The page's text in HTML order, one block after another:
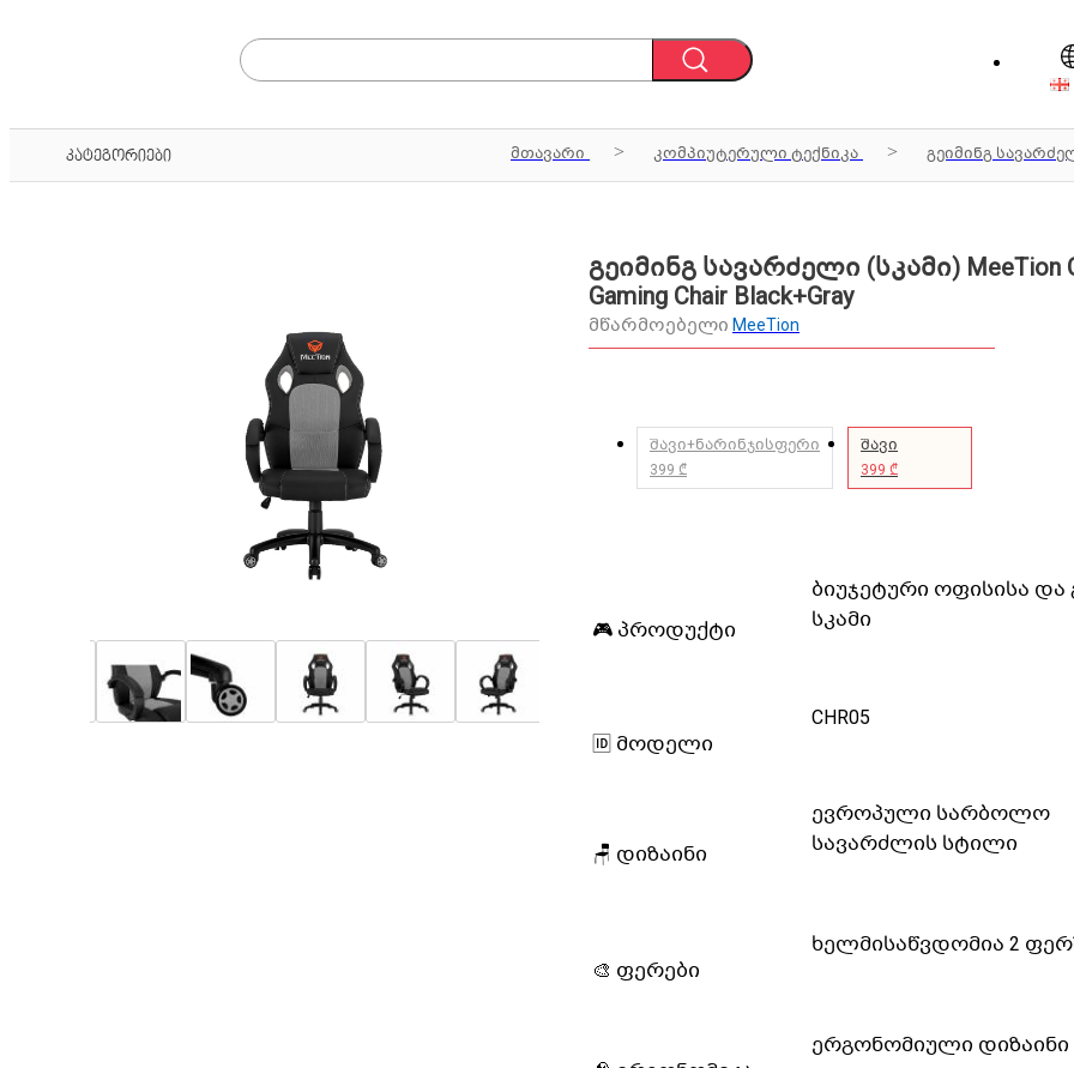
კატეგორიები მთავარი კომპიუტერული ტექნიკა გეიმინგ
გეიმინგ სავარძელი (სკამი) MeeTion
Gaming Chair Black+Gray
მწარმოებელი MeeTion
შავი+ნარინჯისფერი
399 ₾
შავი
399 ₾
🎮 პროდუქტი
ბიუჯეტური ოფისისა და
სკამი
🆔 მოდელი
CHR05
🪑 დიზაინი
ევროპული სარბოლო
სავარძლის სტილი
🎨 ფერები
ხელმისაწვდომია 2
ერგონომიული დიზაინი